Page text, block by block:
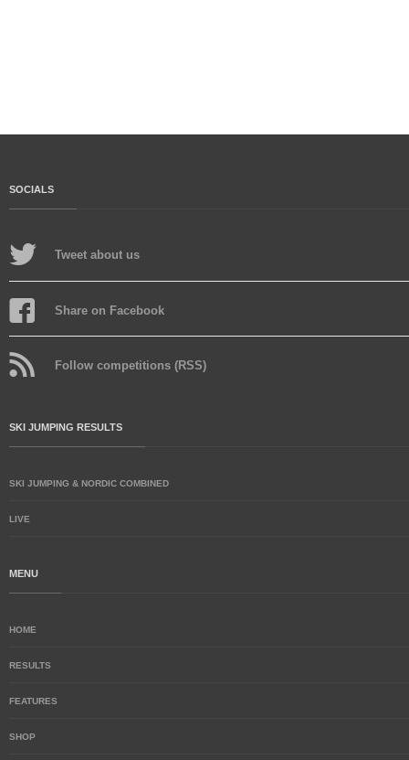
SOCIALS
Tweet about us
Share on Facebook
Follow competitions (RSS)
SKI JUMPING RESULTS
SKI JUMPING & NORDIC COMBINED
LIVE
MENU
HOME
RESULTS
FEATURES
SHOP